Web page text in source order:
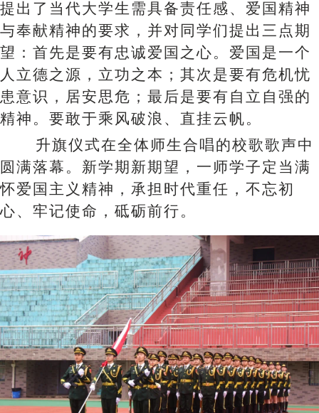
提出了当代大学生需具备责任感、爱国精神
与奉献精神的要求，并对同学们提出三点期
望：首先是要有忠诚爱国之心。爱国是一个
人立德之源，立功之本；其次是要有危机忧
患意识，居安思危；最后是要有自立自强的
精神。要敢于乘风破浪、直挂云帆。
升旗仪式在全体师生合唱的校歌歌声中
圆满落幕。新学期新期望，一师学子定当满
怀爱国主义精神，承担时代重任，不忘初
心、牢记使命，砥砺前行。